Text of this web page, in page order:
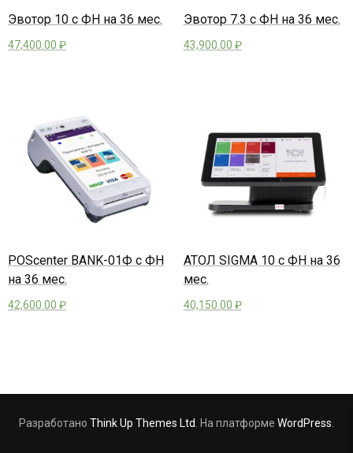
Эвотор 10 с ФН на 36 мес.
47,400.00 ₽
Эвотор 7.3 с ФН на 36 мес.
43,900.00 ₽
POScenter BANK-01Ф с ФН
на 36 мес.
42,600.00 ₽
АТОЛ SIGMA 10 с ФН на 36
мес.
40,150.00 ₽
Разработано Think Up Themes Ltd . На платформе WordPress